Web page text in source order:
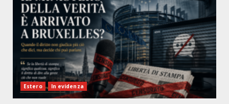
Estero In evidenza